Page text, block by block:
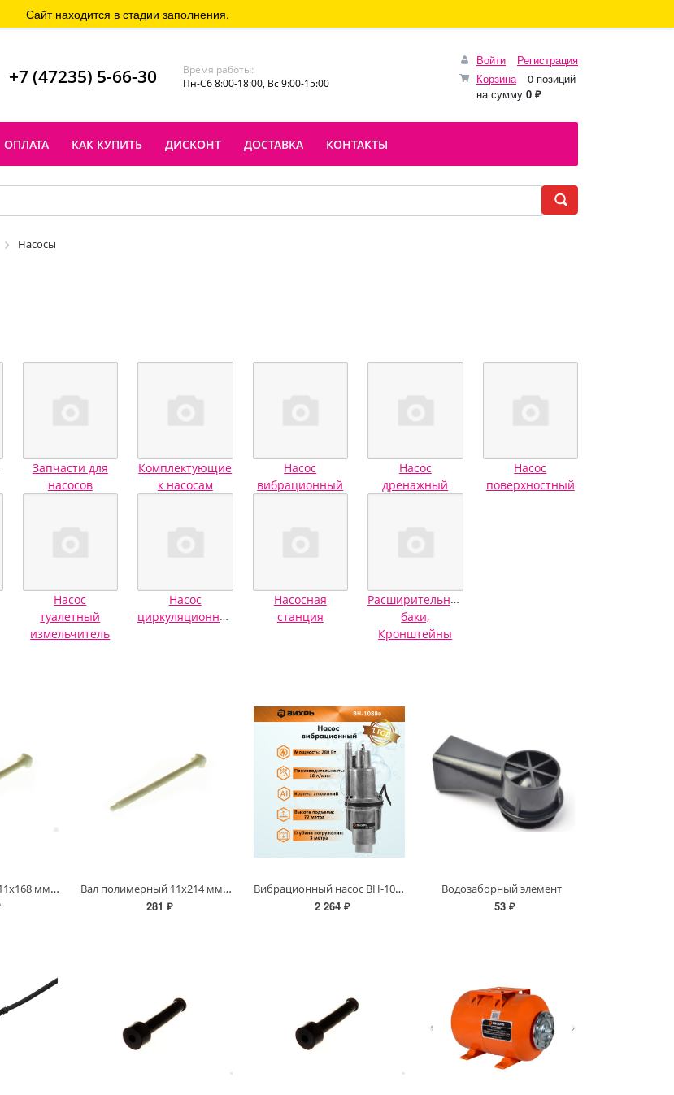
Войти
Регистрация
Корзина
0 позиций
на сумму 0 ₽
+7 (47235) 5-66-30
Время работы:
Пн-Сб 8:00-18:00, Вс 9:00-15:00
ОПЛАТА КАК КУПИТЬ ДИСКОНТ ДОСТАВКА КОНТАКТЫ
Насосы
Сайт находится в стадии заполнения.
Запчасти для
насосов
Комплектующие
к насосам
Насос
вибрационный
Насос
дренажный
Насос
поверхностный
Насос
туалетный
измельчитель
Насос
циркуляционный
Насосная
станция
Расширительные
баки,
Кронштейны
Вал полимерный 11х168 мм (ПРОФ 55/35)
Вал полимерный 11х214 мм (ПРОФ 55/50)
281 ₽
Вибрационный насос ВН-1080В Вихрь
2 264 ₽
Водозаборный элемент
53 ₽